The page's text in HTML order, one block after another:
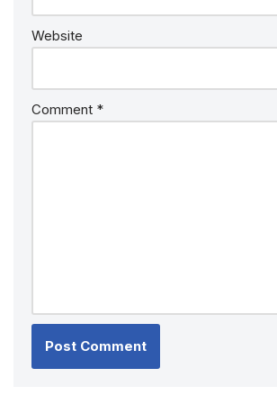
Website
Comment *